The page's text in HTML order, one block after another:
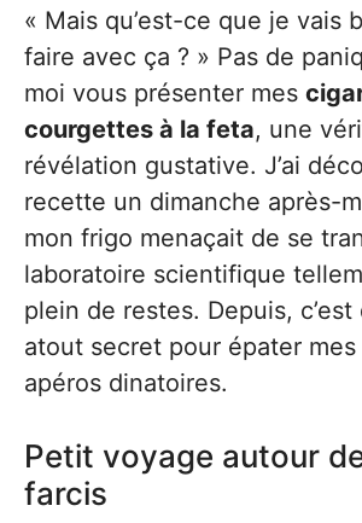
« Mais qu’est-ce que je vais
faire avec ça ? » Pas de
moi vous présenter mes
courgettes à la feta, une
révélation gustative. J’ai
recette un dimanche après-
mon frigo menaçait de se
laboratoire scientifique
plein de restes. Depuis,
atout secret pour épater mes
apéros dinatoires.
Petit voyage autour
farcis